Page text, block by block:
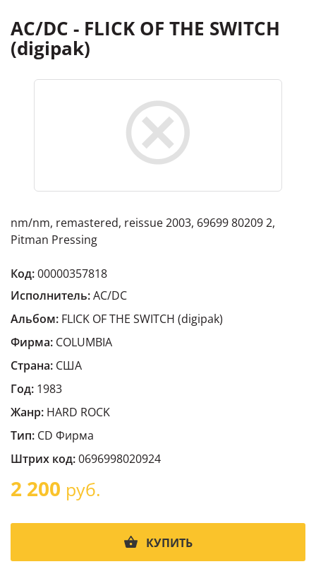
AC/DC - FLICK OF THE SWITCH
(digipak)
nm/nm, remastered, reissue 2003, 69699 80209 2,
Pitman Pressing
Код:00000357818
Исполнитель:AC/DC
Альбом: FLICK OF THE SWITCH (digipak)
Фирма: COLUMBIA
Страна: США
Год: 1983
Жанр: HARD ROCK
Тип: CD Фирма
Штрих код:0696998020924
2 200 руб.
КУПИТЬ